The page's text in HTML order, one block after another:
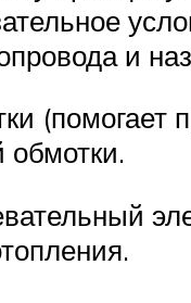
и
(помогает
обмотки.